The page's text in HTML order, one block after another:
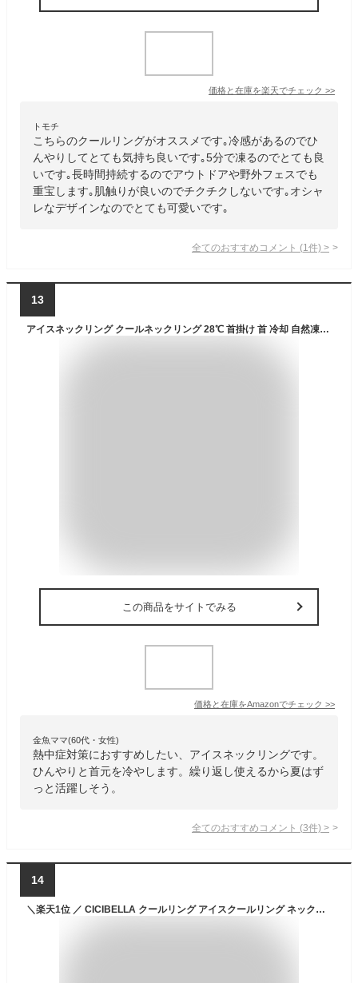
価格と在庫を楽天でチェック >>
トモチ
こちらのクールリングがオススメです｡冷感があるのでひ
んやりしてとても気持ち良いです｡5分で凍るのでとても良
いです｡長時間持続するのでアウトドアや野外フェスでも
重宝します｡肌触りが良いのでチクチクしないです｡オシャ
レなデザインなのでとても可愛いです｡
全てのおすすめコメント (1 件) >
13
アイスネックリング クールネックリング 28℃ 首掛け 首 冷却 自然凍結 冷感 ひんやり 冷却チューブ 繰り返し使用可能 熱中症対策 暑さ対策 男女兼用 通勤 通学 スポーツ観戦 アウトドア 花火大会 お祭り 登山 Blue
この商品をサイトでみる
価格と在庫をAmazonでチェック >>
金魚ママ(60代・女性)
熱中症対策におすすめしたい、アイスネックリングです。
ひんやりと首元を冷やします。繰り返し使えるから夏はず
っと活躍しそう。
全てのおすすめコメント (3件) >
14
＼楽天1位 ／ CICIBELLA クールリング アイスクールリング ネッククーラー 大人 アイスネックリング 冷感リング ひんやりリング クールネック スマートアイス リングクール 子供用 冷却 暑さ対策 冷感グッズ プレゼント 2025福袋 送料無料 母の日